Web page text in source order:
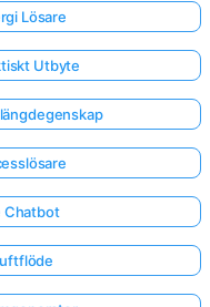
Lösare
Utbyte
Chatbot